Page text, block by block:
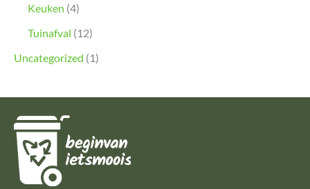
Keuken (4)
Tuinafval (12)
Uncategorized (1)